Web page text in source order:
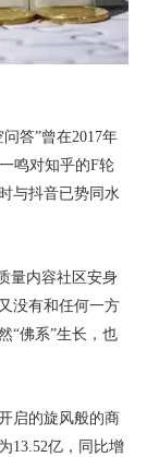
答”曾在2017年
鸣对知乎的F轮
与抖音已势同水
量内容社区安身
没有和任何一方
“佛系”生长，也
启的旋风般的商
13.52亿，同比增